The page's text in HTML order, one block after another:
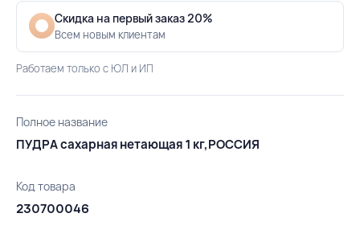
Скидка на первый заказ 20%
Всем новым клиентам
Работаем только с ЮЛ и ИП
Полное название
ПУДРА сахарная нетающая 1 кг,РОССИЯ
Код товара
230700046